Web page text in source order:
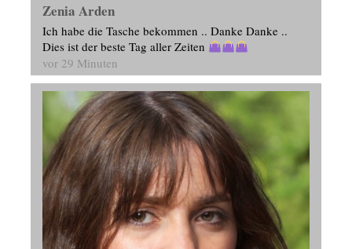
Zenia Arden
Ich habe die Tasche bekommen .. Danke Danke ..
Dies ist der beste Tag aller Zeiten
vor 29 Minuten